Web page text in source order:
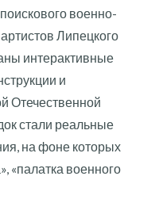
военно-
Липецкого
интерактивные
и
Отечественной
стали реальные
на фоне которых
«палатка военного